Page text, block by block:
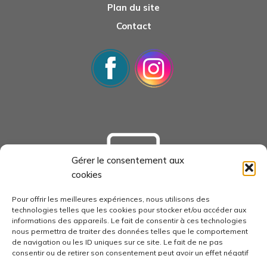
Gérer le consentement aux
cookies
Pour offrir les meilleures expériences, nous utilisons des
technologies telles que les cookies pour stocker et/ou accéder aux
informations des appareils. Le fait de consentir à ces technologies
nous permettra de traiter des données telles que le comportement
de navigation ou les ID uniques sur ce site. Le fait de ne pas
consentir ou de retirer son consentement peut avoir un effet négatif
Plan du site
Contact